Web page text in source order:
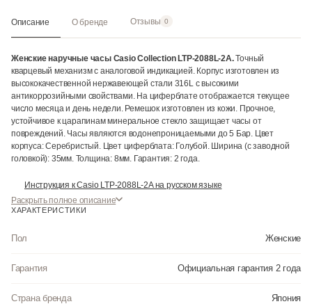
Описание О бренде Отзывы 0
Женские наручные часы Casio Collection LTP-2088L-2A.Точный
кварцевый механизм с аналоговой индикацией. Корпус изготовлен из
высококачественной нержавеющей стали 316L с высокими
антикоррозийными свойствами. На циферблате отображается текущее
число месяца и день недели. Ремешок изготовлен из кожи. Прочное,
устойчивое к царапинам минеральное стекло защищает часы от
повреждений. Часы являются водонепроницаемыми до 5 Бар. Цвет
корпуса: Серебристый. Цвет циферблата: Голубой. Ширина (с заводной
головкой): 35мм. Толщина: 8мм. Гарантия: 2 года.
Инструкция к Casio LTP-2088L-2A на русском языке
Раскрыть полное описание
ХАРАКТЕРИСТИКИ
Пол Женские
Гарантия Официальная гарантия 2 года
Страна бренда Япония